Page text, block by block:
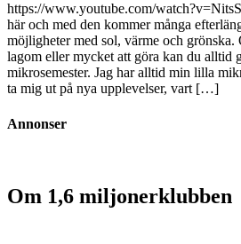
https://www.youtube.com/
här och med den kommer många
möjligheter med sol, värme och grönska.
lagom eller mycket att göra kan du alltid
mikrosemester. Jag har alltid min lilla
ta mig ut på nya upplevelser, vart […]
Annonser
Om 1,6 miljonerklubben